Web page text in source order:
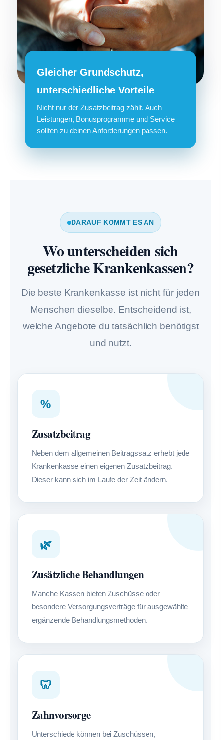
Gleicher Grundschutz,
unterschiedliche Vorteile
Nicht nur der Zusatzbeitrag zählt. Auch
Leistungen, Bonusprogramme und Service
sollten zu deinen Anforderungen passen.
DARAUF KOMMT ES AN
Wo unterscheiden sich
gesetzliche Krankenkassen?
Die beste Krankenkasse ist nicht für jeden
Menschen dieselbe. Entscheidend ist,
welche Angebote du tatsächlich benötigst
und nutzt.
%
Zusatzbeitrag
Neben dem allgemeinen Beitragssatz erhebt jede
Krankenkasse einen eigenen Zusatzbeitrag.
Dieser kann sich im Laufe der Zeit ändern.
🌿
Zusätzliche Behandlungen
Manche Kassen bieten Zuschüsse oder
besondere Versorgungsverträge für ausgewählte
ergänzende Behandlungsmethoden.
🦷
Zahnvorsorge
Unterschiede können bei Zuschüssen,